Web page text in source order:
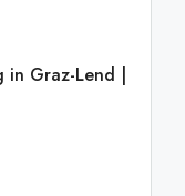
in Graz-Lend |